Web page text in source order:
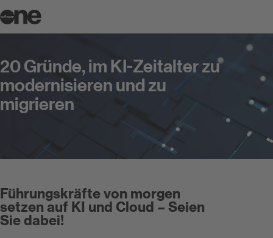
20 Gründe, im KI-Zeitalter zu
20 Gründe, im KI-Zeitalter zu
modernisieren und zu
migrieren
Führungskräfte von morgen
setzen auf KI und Cloud – Seien
Sie dabei!